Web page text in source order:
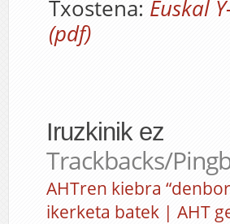
Txostena: Euskal
(pdf)
Iruzkinik ez
Trackbacks/
AHTren kiebra
ikerketa batek | AHT